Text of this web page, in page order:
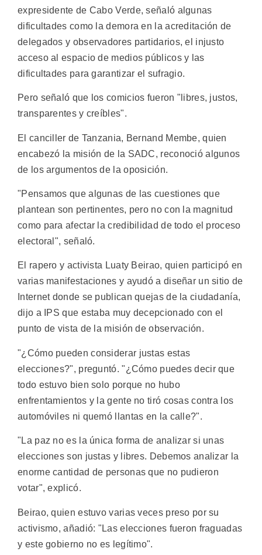
expresidente de Cabo Verde, señaló algunas
dificultades como la demora en la acreditación de
delegados y observadores partidarios, el injusto
acceso al espacio de medios públicos y las
dificultades para garantizar el sufragio.
Pero señaló que los comicios fueron "libres, justos,
transparentes y creíbles".
El canciller de Tanzania, Bernand Membe, quien
encabezó la misión de la SADC, reconoció algunos
de los argumentos de la oposición.
"Pensamos que algunas de las cuestiones que
plantean son pertinentes, pero no con la magnitud
como para afectar la credibilidad de todo el proceso
electoral", señaló.
El rapero y activista Luaty Beirao, quien participó en
varias manifestaciones y ayudó a diseñar un sitio de
Internet donde se publican quejas de la ciudadanía,
dijo a IPS que estaba muy decepcionado con el
punto de vista de la misión de observación.
"¿Cómo pueden considerar justas estas
elecciones?", preguntó. "¿Cómo puedes decir que
todo estuvo bien solo porque no hubo
enfrentamientos y la gente no tiró cosas contra los
automóviles ni quemó llantas en la calle?".
"La paz no es la única forma de analizar si unas
elecciones son justas y libres. Debemos analizar la
enorme cantidad de personas que no pudieron
votar", explicó.
Beirao, quien estuvo varias veces preso por su
activismo, añadió: "Las elecciones fueron fraguadas
y este gobierno no es legítimo".